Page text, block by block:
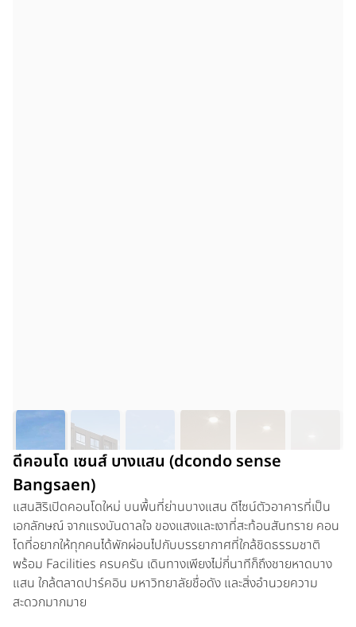
ดีคอนโด เซนส์ บางแสน (dcondo sense
Bangsaen)
แสนสิริเปิดคอนโดใหม่ บนพื้นที่ย่านบางแสน ดีไซน์ตัวอาคารที่เป็น
เอกลักษณ์ จากแรงบันดาลใจ ของแสงและเงาที่สะท้อนสันทราย คอน
โดที่อยากให้ทุกคนได้พักผ่อนไปกับบรรยากาศที่ใกล้ชิดธรรมชาติ
พร้อม Facilities ครบครัน เดินทางเพียงไม่กี่นาทีก็ถึงชายหาดบาง
แสน ใกล้ตลาดปาร์คอิน มหาวิทยาลัยชื่อดัง และสิ่งอำนวยความ
สะดวกมากมาย